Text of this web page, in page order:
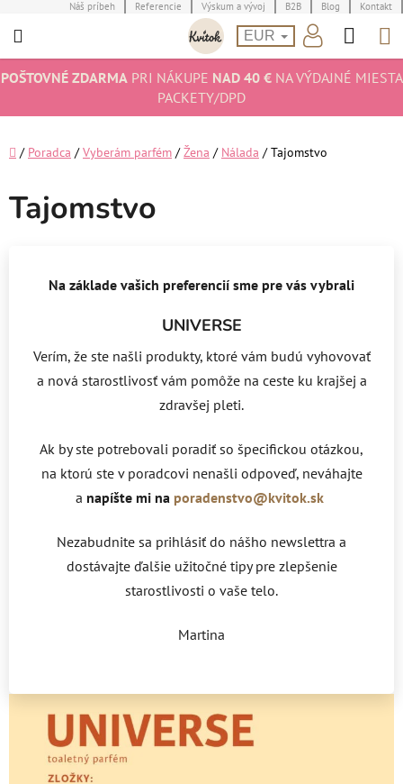
na
Náš príbeh Referencie Výskum a vývoj B2B Blog Kontakt
EUR
POŠTOVNÉ ZDARMAPRI NÁKUPE NAD 40 €NA VÝDAJNÉ MIESTA
PACKETY/DPD
Domov
/ Poradca / Vyberám parfém / Žena / Nálada / Tajomstvo
Tajomstvo
Na základe vašich preferencií sme pre vás vybrali
UNIVERSE
Verím, že ste našli produkty, ktoré vám budú vyhovovať
a nová starostlivosť vám pomôže na ceste ku krajšej a
zdravšej pleti.
Ak by ste potrebovali poradiť so špecifickou otázkou,
na ktorú ste v poradcovi nenašli odpoveď, neváhajte
a napíšte mi na poradenstvo@kvitok.sk
Nezabudnite sa prihlásiť do nášho newslettra a
dostávajte ďalšie užitočné tipy pre zlepšenie
starostlivosti o vaše telo.
Martina